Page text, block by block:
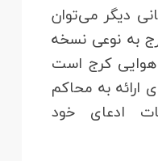
دیگر می‌توان
به نوعی نسخه
کرج است
ارائه به محاکم
ادعای خود